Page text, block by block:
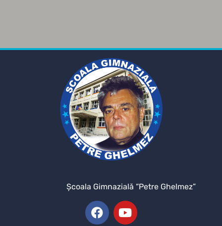
Şcoala Gimnazială “Petre Ghelmez”